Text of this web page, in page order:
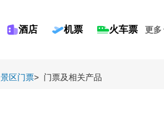
酒店 机票 火车票 更多
景区门票> 门票及相关产品